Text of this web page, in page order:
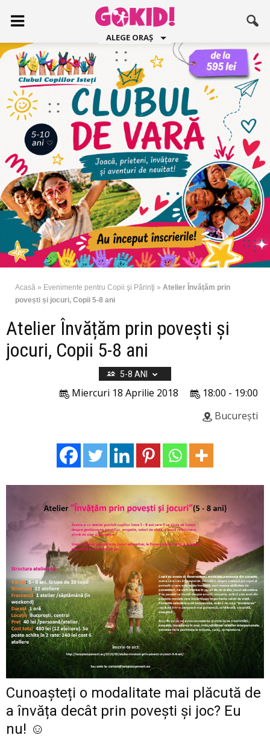
ALEGE ORAȘ
Acasă » Evenimente pentru Copii şi Părinţi » Atelier Învățăm prin
povești și jocuri, Copii 5-8 ani
Atelier Învățăm prin povești și
jocuri, Copii 5-8 ani
5-8 ANI
18:00 - 19:00
Miercuri 18 Aprilie 2018
București
Cunoașteți o modalitate mai plăcută de
a învăța decât prin povești și joc? Eu
nu! ☺